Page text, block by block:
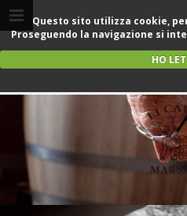
Questo sito utilizza cookie,
Proseguendo la navigazione si
HO